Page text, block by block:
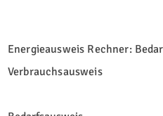
Energieausweis Rechner:
Verbrauchsausweis